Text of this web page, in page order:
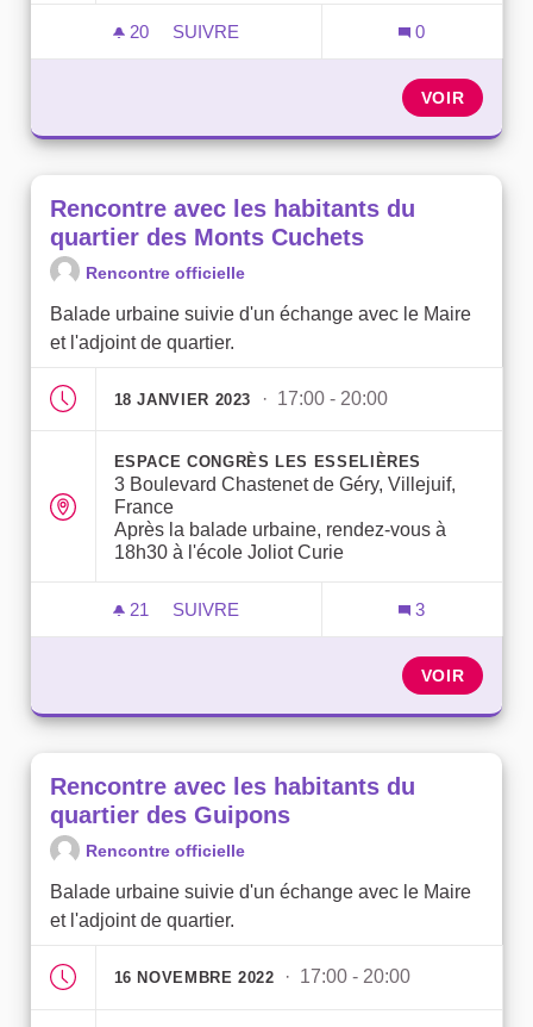
20 20 ABONNÉS
SUIVRE
0
VOIR
Rencontre avec les habitants du
quartier des Monts Cuchets
Rencontre officielle
Balade urbaine suivie d'un échange avec le Maire
et l'adjoint de quartier.
18 JANVIER 2023 · 17:00 - 20:00
ESPACE CONGRÈS LES ESSELIÈRES
3 Boulevard Chastenet de Géry, Villejuif,
France
Après la balade urbaine, rendez-vous à
18h30 à l'école Joliot Curie
21 21 ABONNÉS
SUIVRE
3
VOIR
Rencontre avec les habitants du
quartier des Guipons
Rencontre officielle
Balade urbaine suivie d'un échange avec le Maire
et l'adjoint de quartier.
16 NOVEMBRE 2022 · 17:00 - 20:00